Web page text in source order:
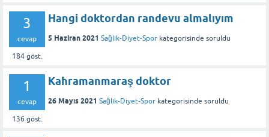
3
cevap
184göst.
Hangi doktordan randevu almalıyım
5 Haziran 2021 Sağlık-Diyet-Spor kategorisinde soruldu
1
cevap
136 göst.
Kahramanmaraş doktor
26 Mayıs 2021 Sağlık-Diyet-Spor kategorisinde soruldu